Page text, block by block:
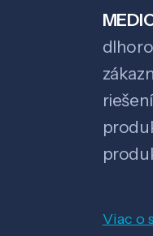
Viac o